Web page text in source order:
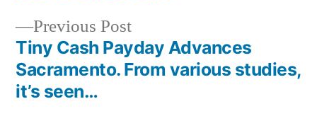
Previous Post
Tiny Cash Payday Advances
Sacramento. From various studies,
it’s seen…